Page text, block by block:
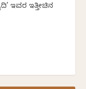
ಇವರ ಇತ್ತೀಚಿನ